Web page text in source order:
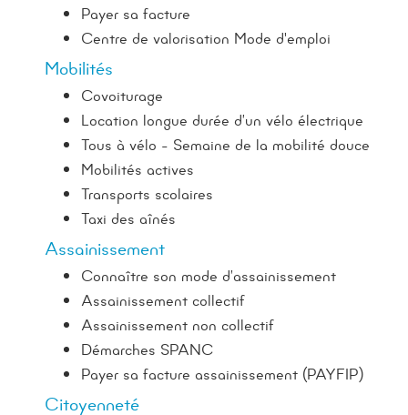
Payer sa facture
Centre de valorisation Mode d'emploi
Mobilités
Covoiturage
Location longue durée d’un vélo électrique
Tous à vélo - Semaine de la mobilité douce
Mobilités actives
Transports scolaires
Taxi des aînés
Assainissement
Connaître son mode d’assainissement
Assainissement collectif
Assainissement non collectif
Démarches SPANC
Payer sa facture assainissement (PAYFIP)
Citoyenneté